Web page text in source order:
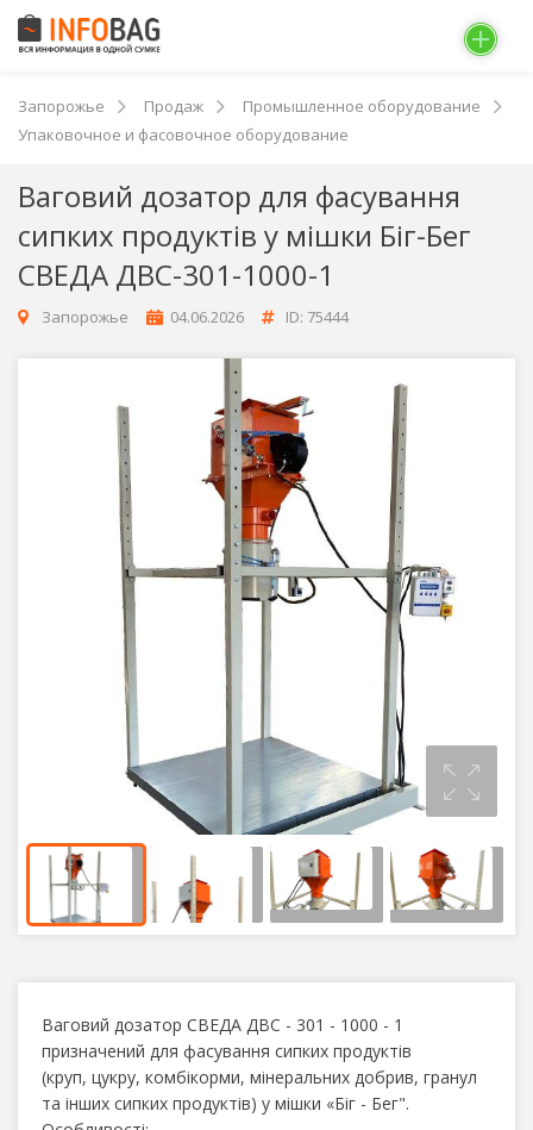
Запорожье Продаж
Промышленное оборудование
Упаковочное и фасовочное оборудование
Ваговий дозатор для фасування
сипких продуктів у мішки Біг-Бег
СВЕДА ДВС-301-1000-1
Запорожье 04.06.2026 ID: 75444
Ваговий дозатор СВЕДА ДВС - 301 - 1000 - 1
призначений для фасування сипких продуктів
(круп, цукру, комбікорми, мінеральних добрив, гранул
та інших сипких продуктів) у мішки «Біг - Бег".